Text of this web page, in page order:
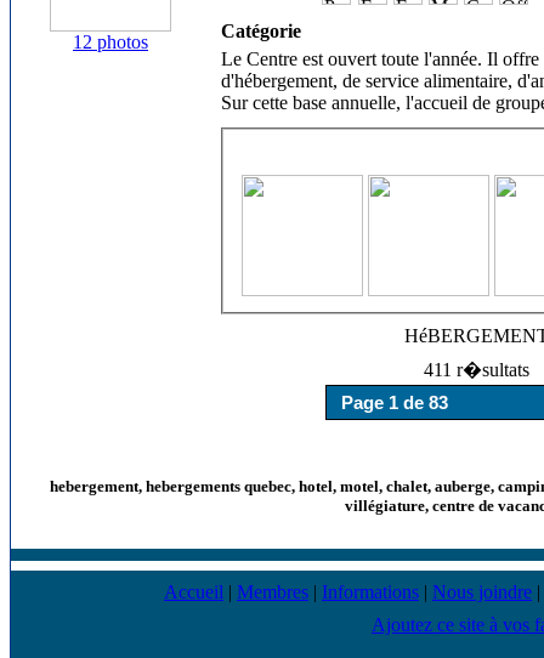
12 photos
Catégorie
Le Centre est ouvert toute l'année. Il offre
d'hébergement, de service alimentaire,
Sur cette base annuelle, l'accueil de
411 r�sultats
hebergement, hebergements quebec, hotel, motel, chalet, auberge,
villégiature, centre de
Accueil | Membres | Informations | Nous joindre |
Ajoutez ce site à vos